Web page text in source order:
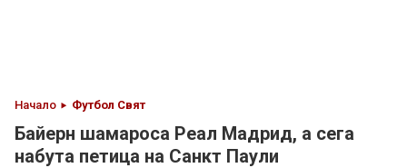
Начало Футбол Свят
Байерн шамароса Реал Мадрид, а сега
набута петица на Санкт Паули